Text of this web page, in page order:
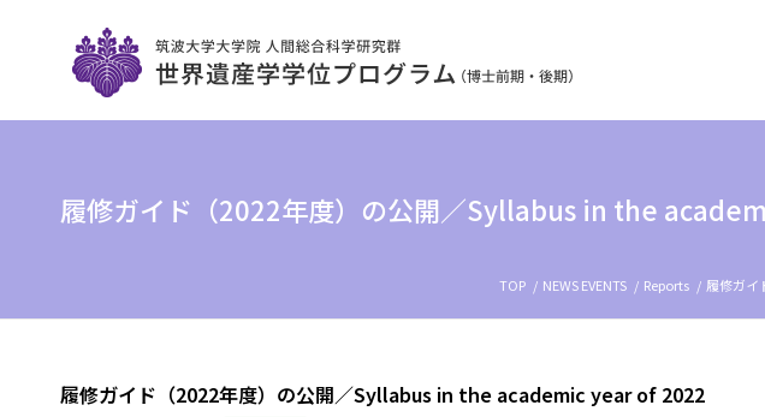
履修ガイド（2022年度）の公開／Syllabus in the
TOP / NEWS EVENTS / Reports / 履修ガイ
履修ガイド（2022年度）の公開／Syllabus in the academic year of 2022